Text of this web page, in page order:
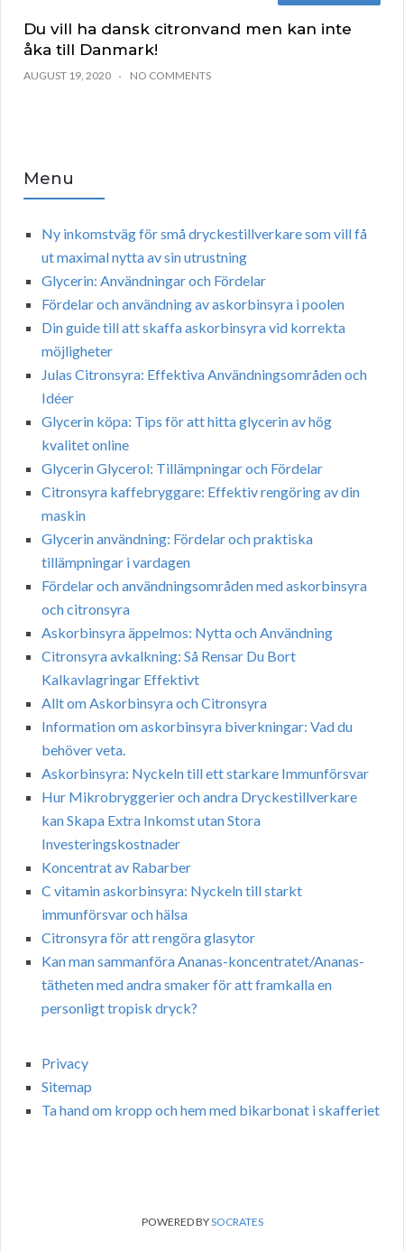
Du vill ha dansk citronvand men kan inte
åka till Danmark!
AUGUST 19, 2020 NO COMMENTS
Menu
Ny inkomstväg för små dryckestillverkare som vill få
ut maximal nytta av sin utrustning
Glycerin: Användningar och Fördelar
Fördelar och användning av askorbinsyra i poolen
Din guide till att skaffa askorbinsyra vid korrekta
möjligheter
Julas Citronsyra: Effektiva Användningsområden och
Idéer
Glycerin köpa: Tips för att hitta glycerin av hög
kvalitet online
Glycerin Glycerol: Tillämpningar och Fördelar
Citronsyra kaffebryggare: Effektiv rengöring av din
maskin
Glycerin användning: Fördelar och praktiska
tillämpningar i vardagen
Fördelar och användningsområden med askorbinsyra
och citronsyra
Askorbinsyra äppelmos: Nytta och Användning
Citronsyra avkalkning: Så Rensar Du Bort
Kalkavlagringar Effektivt
Allt om Askorbinsyra och Citronsyra
Information om askorbinsyra biverkningar: Vad du
behöver veta.
Askorbinsyra: Nyckeln till ett starkare Immunförsvar
Hur Mikrobryggerier och andra Dryckestillverkare
kan Skapa Extra Inkomst utan Stora
Investeringskostnader
Koncentrat av Rabarber
C vitamin askorbinsyra: Nyckeln till starkt
immunförsvar och hälsa
Citronsyra för att rengöra glasytor
Kan man sammanföra Ananas-koncentratet/Ananas-
tätheten med andra smaker för att framkalla en
personligt tropisk dryck?
Privacy
Sitemap
Ta hand om kropp och hem med bikarbonat i skafferiet
POWERED BYSOCRATES